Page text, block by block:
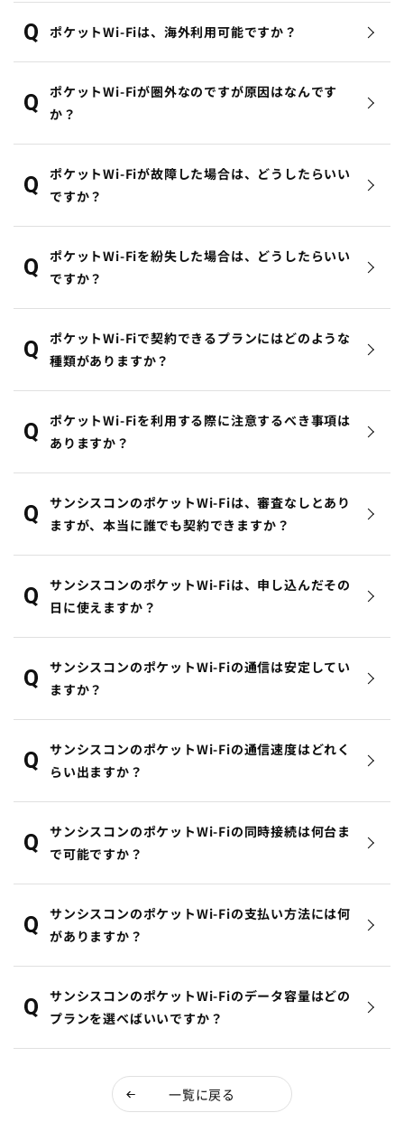
ポケットWi-Fiは、海外利用可能ですか？
ポケットWi-Fiが圏外なのですが原因はなんです
か？
ポケットWi-Fiが故障した場合は、どうしたらいい
ですか？
ポケットWi-Fiを紛失した場合は、どうしたらいい
ですか？
ポケットWi-Fiで契約できるプランにはどのような
種類がありますか？
ポケットWi-Fiを利用する際に注意するべき事項は
ありますか？
サンシスコンのポケットWi-Fiは、審査なしとあり
ますが、本当に誰でも契約できますか？
サンシスコンのポケットWi-Fiは、申し込んだその
日に使えますか？
サンシスコンのポケットWi-Fiの通信は安定してい
ますか？
サンシスコンのポケットWi-Fiの通信速度はどれく
らい出ますか？
サンシスコンのポケットWi-Fiの同時接続は何台ま
で可能ですか？
サンシスコンのポケットWi-Fiの支払い方法には何
がありますか？
サンシスコンのポケットWi-Fiのデータ容量はどの
プランを選べばいいですか？
一覧に戻る